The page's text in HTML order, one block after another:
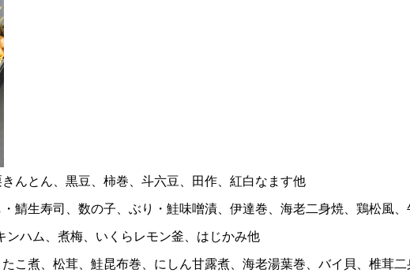
んとん、黒豆、柿巻、斗六豆、田作、紅白なます他
鯖生寿司、数の子、ぶり・鮭味噌漬、伊達巻、海老二身焼、鶏松風、
ハム、煮梅、いくらレモン釜、はじかみ他
こ煮、松茸、鮭昆布巻、にしん甘露煮、海老湯葉巻、バイ貝、椎茸二